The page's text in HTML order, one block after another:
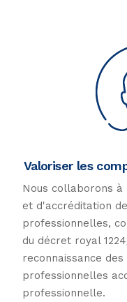
Valoriser les
Nous collaborons
et d'accréditation
professionnelles,
du décret royal
reconnaissance
professionnelles
professionnelle.